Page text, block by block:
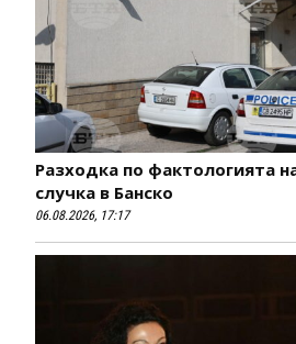
Разходка по фактологията
случка в Банско
06.08.2026, 17:17